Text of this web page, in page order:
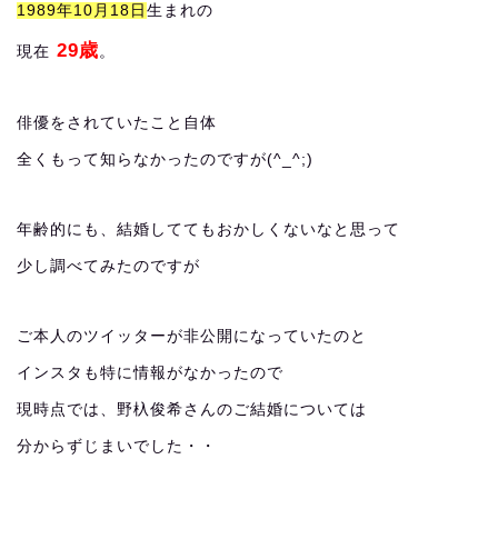
1989年10月18日 生まれの
現在 29歳。
俳優をされていたこと自体
全くもって知らなかったのですが(^_^;)
年齢的にも、結婚しててもおかしくないなと思って
少し調べてみたのですが
ご本人のツイッターが非公開になっていたのと
インスタも特に情報がなかったので
現時点では、野杁俊希さんのご結婚については
分からずじまいでした・・